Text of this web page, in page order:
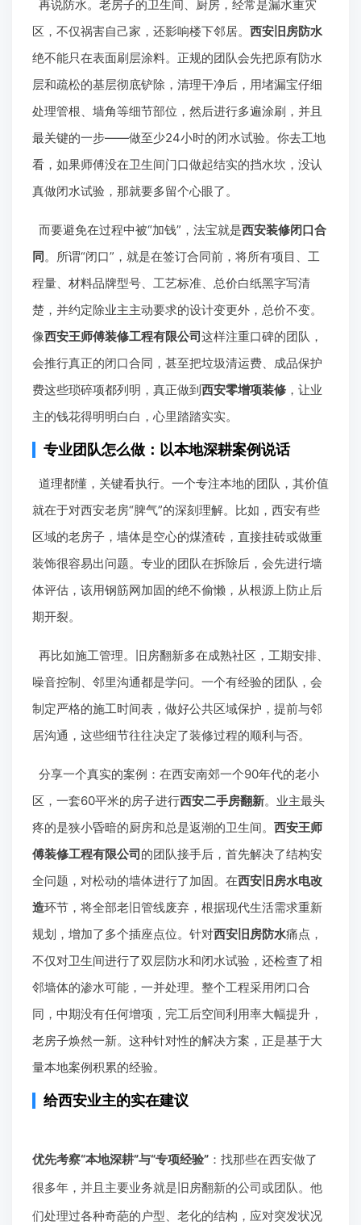
再说防水。老房子的卫生间、厨房，经常是漏水重灾
区，不仅祸害自己家，还影响楼下邻居。 西安旧房防水
绝不能只在表面刷层涂料。正规的团队会先把原有防水
层和疏松的基层彻底铲除，清理干净后，用堵漏宝仔细
处理管根、墙角等细节部位，然后进行多遍涂刷，并且
最关键的一步——做至少24小时的闭水试验。你去工地
看，如果师傅没在卫生间门口做起结实的挡水坎，没认
真做闭水试验，那就要多留个心眼了。
而要避免在过程中被“加钱”，法宝就是西安装修闭口合
同。所谓“闭口”，就是在签订合同前，将所有项目、工
程量、材料品牌型号、工艺标准、总价白纸黑字写清
楚，并约定除业主主动要求的设计变更外，总价不变。
像西安王师傅装修工程有限公司这样注重口碑的团队，
会推行真正的闭口合同，甚至把垃圾清运费、成品保护
费这些琐碎项都列明，真正做到西安零增项装修 ，让业
主的钱花得明明白白，心里踏踏实实。
专业团队怎么做：以本地深耕案例说话
道理都懂，关键看执行。一个专注本地的团队，其价值
就在于对西安老房“脾气”的深刻理解。比如，西安有些
区域的老房子，墙体是空心的煤渣砖，直接挂砖或做重
装饰很容易出问题。专业的团队在拆除后，会先进行墙
体评估，该用钢筋网加固的绝不偷懒，从根源上防止后
期开裂。
再比如施工管理。旧房翻新多在成熟社区，工期安排、
噪音控制、邻里沟通都是学问。一个有经验的团队，会
制定严格的施工时间表，做好公共区域保护，提前与邻
居沟通，这些细节往往决定了装修过程的顺利与否。
分享一个真实的案例：在西安南郊一个90年代的老小
区，一套60平米的房子进行西安二手房翻新。业主最头
疼的是狭小昏暗的厨房和总是返潮的卫生间。 西安王师
傅装修工程有限公司的团队接手后，首先解决了结构安
全问题，对松动的墙体进行了加固。在西安旧房水电改
造环节，将全部老旧管线废弃，根据现代生活需求重新
规划，增加了多个插座点位。针对西安旧房防水痛点，
不仅对卫生间进行了双层防水和闭水试验，还检查了相
邻墙体的渗水可能，一并处理。整个工程采用闭口合
同，中期没有任何增项，完工后空间利用率大幅提升，
老房子焕然一新。这种针对性的解决方案，正是基于大
量本地案例积累的经验。
给西安业主的实在建议
优先考察“本地深耕”与“专项经验” ：找那些在西安做了
很多年，并且主要业务就是旧房翻新的公司或团队。他
们处理过各种奇葩的户型、老化的结构，应对突发状况